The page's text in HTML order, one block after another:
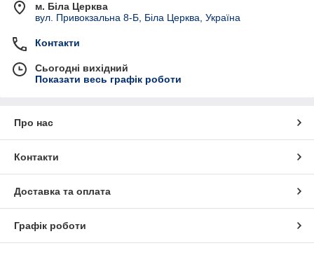
м. Біла Церква
вул. Привокзальна 8-Б, Біла Церква, Україна
Контакти
Сьогодні вихідний
Показати весь графік роботи
Про нас
Контакти
Доставка та оплата
Графік роботи